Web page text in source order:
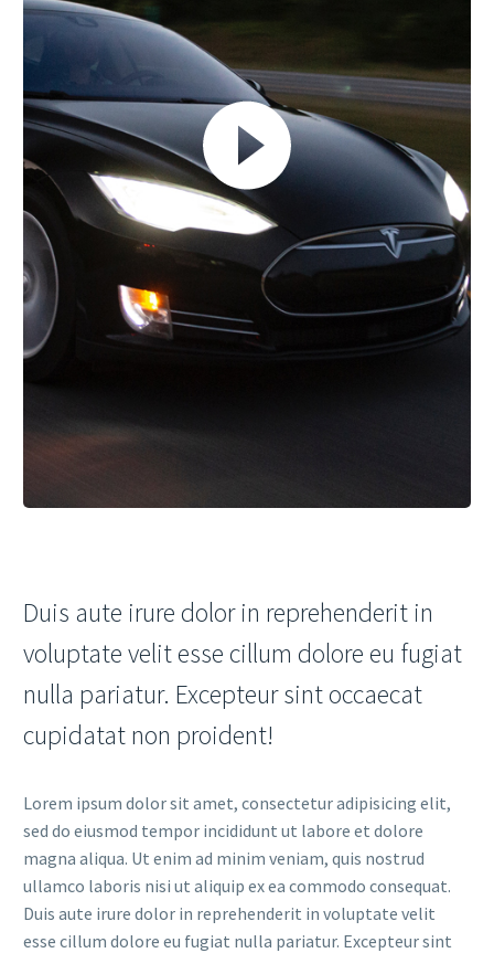
Duis aute irure dolor in reprehenderit in
voluptate velit esse cillum dolore eu fugiat
nulla pariatur. Excepteur sint occaecat
cupidatat non proident!
Lorem ipsum dolor sit amet, consectetur adipisicing elit,
sed do eiusmod tempor incididunt ut labore et dolore
magna aliqua. Ut enim ad minim veniam, quis nostrud
ullamco laboris nisi ut aliquip ex ea commodo consequat.
Duis aute irure dolor in reprehenderit in voluptate velit
esse cillum dolore eu fugiat nulla pariatur. Excepteur sint